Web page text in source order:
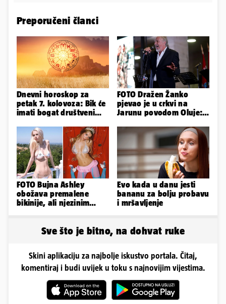
Preporučeni članci
Dnevni horoskop za
petak 7. kolovoza: Bik će
imati bogat društveni
FOTO Dražen Žanko
pjevao je u crkvi na
Jarunu povodom Oluje:
nastup
FOTO Bujna Ashley
obožava premalene
bikinije, ali njezinim
Evo kada u danu jesti
bananu za bolju probavu
i mršavljenje
Sve što je bitno, na dohvat ruke
Skini aplikaciju za najbolje iskustvo portala. Čitaj,
komentiraj i budi uvijek u toku s najnovijim vijestima.